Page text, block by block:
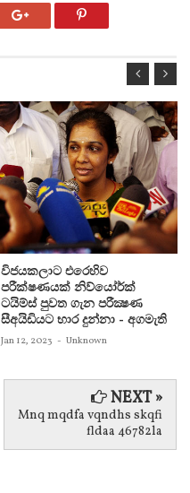
විජයකලාට එරෙහිව
පරීක්‌ෂණයක්‌ නිව්යෝර්ක්‌
ටයිම්ස්‌ පුවත ගැන පරීක්‍ෂණ
සීඅයිඩියට භාර දුන්නා - අගමැති
Jan 12, 2023 - Unknown
NEXT »
Mnq mqdfa vqndhs skqfi
fldaa 46782la